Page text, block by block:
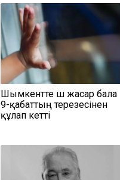
Шымкентте үш жасар бала
9-қабаттың терезесінен
құлап кетті